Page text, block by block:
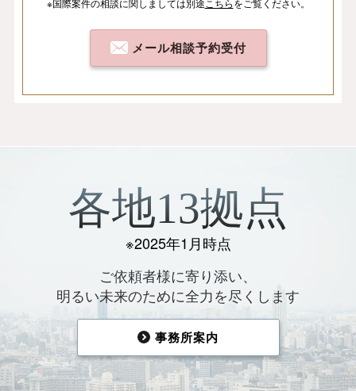
※国際案件の相談に関しましては別途 こちらをご覧ください。
メール相談予約受付
各地13拠点
※2025年1月時点
ご依頼者様に寄り添い、
明るい未来のために全力を尽くします
事務所案内